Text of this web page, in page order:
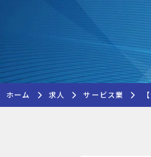
ホーム 求人 サービス業